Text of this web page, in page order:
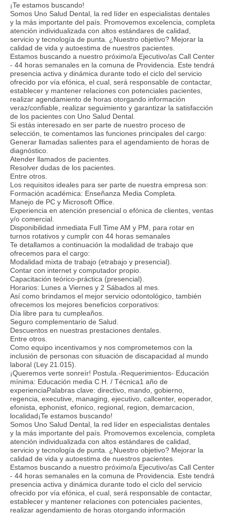
¡Te estamos buscando!
Somos Uno Salud Dental, la red líder en especialistas dentales
y la más importante del país. Promovemos excelencia, completa
atención individualizada con altos estándares de calidad,
servicio y tecnología de punta. ¿Nuestro objetivo? Mejorar la
calidad de vida y autoestima de nuestros pacientes.
Estamos buscando a nuestro próximo/a Ejecutivo/as Call Center
- 44 horas semanales en la comuna de Providencia. Este tendrá
presencia activa y dinámica durante todo el ciclo del servicio
ofrecido por vía efónica, el cual, será responsable de contactar,
establecer y mantener relaciones con potenciales pacientes,
realizar agendamiento de horas otorgando información
veraz/confiable, realizar seguimiento y garantizar la satisfacción
de los pacientes con Uno Salud Dental.
Si estás interesado en ser parte de nuestro proceso de
selección, te comentamos las funciones principales del cargo:
Generar llamadas salientes para el agendamiento de horas de
diagnóstico.
Atender llamados de pacientes.
Resolver dudas de los pacientes.
Entre otros.
Los requisitos ideales para ser parte de nuestra empresa son:
Formación académica: Enseñanza Media Completa.
Manejo de PC y Microsoft Office.
Experiencia en atención presencial o efónica de clientes, ventas
y/o comercial.
Disponibilidad inmediata Full Time AM y PM, para rotar en
turnos rotativos y cumplir con 44 horas semanales
Te detallamos a continuación la modalidad de trabajo que
ofrecemos para el cargo:
Modalidad mixta de trabajo (etrabajo y presencial).
Contar con internet y computador propio.
Capacitación teórico-práctica (presencial).
Horarios: Lunes a Viernes y 2 Sábados al mes.
Así como brindamos el mejor servicio odontológico, también
ofrecemos los mejores beneficios corporativos:
Día libre para tu cumpleaños.
Seguro complementario de Salud.
Descuentos en nuestras prestaciones dentales.
Entre otros.
Como equipo incentivamos y nos comprometemos con la
inclusión de personas con situación de discapacidad al mundo
laboral (Ley 21.015).
¡Queremos verte sonreír! Postula.-Requerimientos- Educación
mínima: Educación media C.H. / Técnica1 año de
experienciaPalabras clave: directivo, mando, gobierno,
regencia, executive, managing, ejecutivo, callcenter, eoperador,
efonista, ephonist, efonico, regional, region, demarcacion,
localidad¡Te estamos buscando!
Somos Uno Salud Dental, la red líder en especialistas dentales
y la más importante del país. Promovemos excelencia, completa
atención individualizada con altos estándares de calidad,
servicio y tecnología de punta. ¿Nuestro objetivo? Mejorar la
calidad de vida y autoestima de nuestros pacientes.
Estamos buscando a nuestro próximo/a Ejecutivo/as Call Center
- 44 horas semanales en la comuna de Providencia. Este tendrá
presencia activa y dinámica durante todo el ciclo del servicio
ofrecido por vía efónica, el cual, será responsable de contactar,
establecer y mantener relaciones con potenciales pacientes,
realizar agendamiento de horas otorgando información